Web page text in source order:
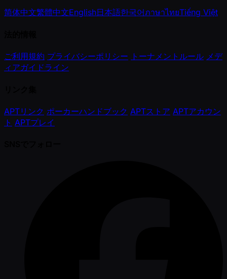
简体中文繁體中文English日本語한국어ภาษาไทยTiếng Việt
ご利用規約 プライバシーポリシー トーナメントルール メデ
ィアガイドライン
APTリンク ポーカーハンドブック APTストア APTアカウン
ト APTプレイ